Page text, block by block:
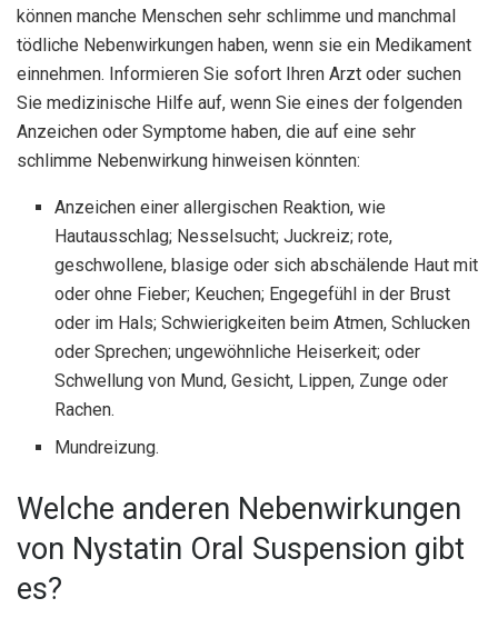
können manche Menschen sehr schlimme und manchmal
tödliche Nebenwirkungen haben, wenn sie ein Medikament
einnehmen. Informieren Sie sofort Ihren Arzt oder suchen
Sie medizinische Hilfe auf, wenn Sie eines der folgenden
Anzeichen oder Symptome haben, die auf eine sehr
schlimme Nebenwirkung hinweisen könnten:
Anzeichen einer allergischen Reaktion, wie
Hautausschlag; Nesselsucht; Juckreiz; rote,
geschwollene, blasige oder sich abschälende Haut mit
oder ohne Fieber; Keuchen; Engegefühl in der Brust
oder im Hals; Schwierigkeiten beim Atmen, Schlucken
oder Sprechen; ungewöhnliche Heiserkeit; oder
Schwellung von Mund, Gesicht, Lippen, Zunge oder
Rachen.
Mundreizung.
Welche anderen Nebenwirkungen
von Nystatin Oral Suspension gibt
es?